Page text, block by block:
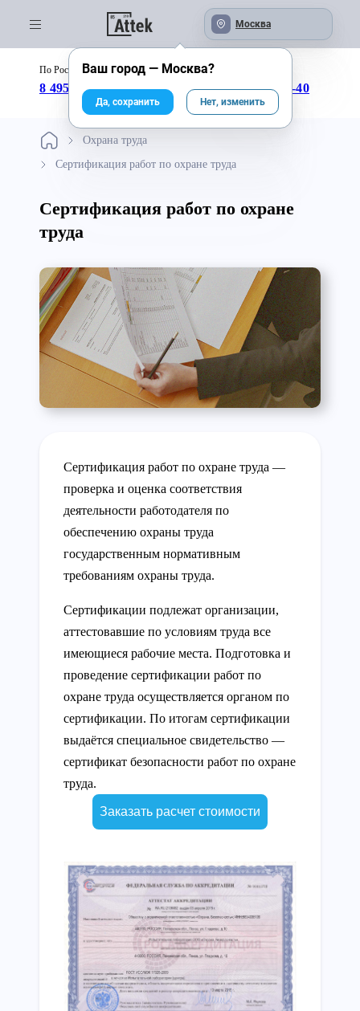
Москва
По России бесплатно:
8 495 246-04-43 8 800 333-25-40
Охрана труда
Сертификация работ по охране труда
Сертификация работ по охране
труда
Сертификация работ по охране труда —
проверка и оценка соответствия
деятельности работодателя по
обеспечению охраны труда
государственным нормативным
требованиям охраны труда.
Сертификации подлежат организации,
аттестовавшие по условиям труда все
имеющиеся рабочие места. Подготовка и
проведение сертификации работ по
охране труда осуществляется органом по
сертификации. По итогам сертификации
выдаётся специальное свидетельство —
сертификат безопасности работ по охране
труда.
Заказать расчет стоимости
Ваш город — Москва?
Да, сохранить Нет, изменить